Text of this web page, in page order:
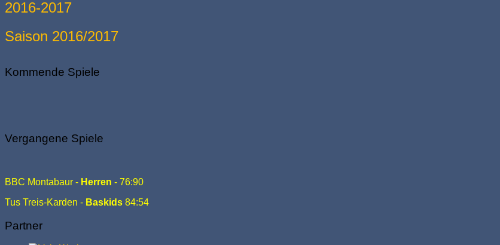
2016-2017
Saison 2016/2017
Kommende Spiele
Vergangene Spiele
BBC Montabaur - Herren - 76:90
Tus Treis-Karden - Baskids 84:54
Partner